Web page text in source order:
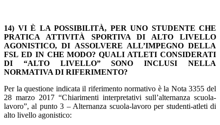
14) VI È LA POSSIBILITÀ, PER UNO STUDENTE CHE
PRATICA ATTIVITÀ SPORTIVA DI ALTO LIVELLO
AGONISTICO, DI ASSOLVERE ALL’IMPEGNO DELLA
FSL ED IN CHE MODO? QUALI ATLETI CONSIDERATI
DI “ALTO LIVELLO” SONO INCLUSI NELLA
NORMATIVA DI RIFERIMENTO?
Per la questione indicata il riferimento normativo è la Nota 3355 del
28 marzo 2017 “Chiarimenti interpretativi sull’alternanza scuola-
lavoro”, al punto 3 – Alternanza scuola-lavoro per studenti-atleti di
alto livello agonistico: